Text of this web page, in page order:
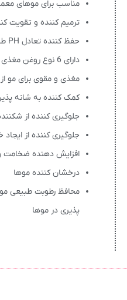
مناسب برای موهای
ترمیم کننده و تقویت
حفظ کننده تعادل PH طبیعی موها
دارای 6 نوع روغن مغذی
مغذی و مقوی برای مو
کمک کننده به شانه
جلوگیری کننده از
جلوگیری کننده از
افزایش دهنده ضخامت
درخشان کننده موها
محافظ رطوبت طبیعی
پذیری در موها